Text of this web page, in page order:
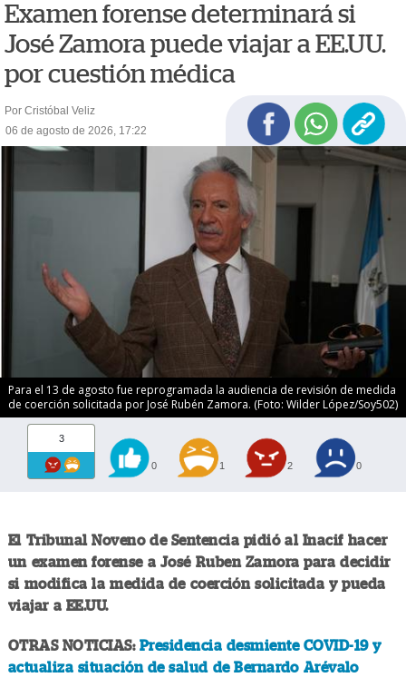
Examen forense determinará si
José Zamora puede viajar a EE.UU.
por cuestión médica
Por Cristóbal Veliz
06 de agosto de 2026, 17:22
Para el 13 de agosto fue reprogramada la audiencia de revisión de medida
de coerción solicitada por José Rubén Zamora. (Foto: Wilder López/Soy502)
3
0 1 2 0
El Tribunal Noveno de Sentencia pidió al Inacif hacer
un examen forense a José Ruben Zamora para decidir
si modifica la medida de coerción solicitada y pueda
viajar a EE.UU.
OTRAS NOTICIAS: Presidencia desmiente COVID-19 y
actualiza situación de salud de Bernardo Arévalo